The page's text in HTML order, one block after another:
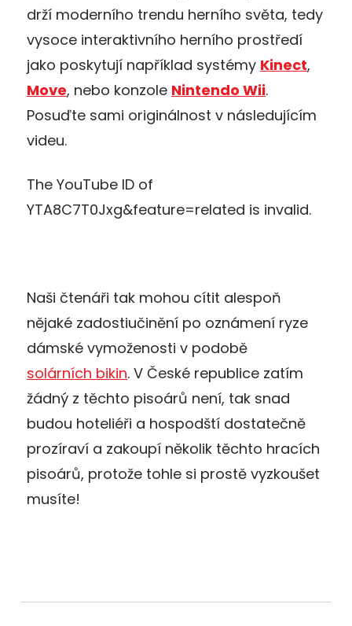
drží moderního trendu herního světa, tedy
vysoce interaktivního herního prostředí
jako poskytují například systémy Kinect,
Move, nebo konzole Nintendo Wii.
Posuďte sami originálnost v následujícím
videu.
The YouTube ID of
YTA8C7T0Jxg&feature=related is invalid.
Naši čtenáři tak mohou cítit alespoň
nějaké zadostiučinění po oznámení ryze
dámské vymoženosti v podobě
solárních bikin. V České republice zatím
žádný z těchto pisoárů není, tak snad
budou hoteliéři a hospodští dostatečně
prozíraví a zakoupí několik těchto hracích
pisoárů, protože tohle si prostě vyzkoušet
musíte!